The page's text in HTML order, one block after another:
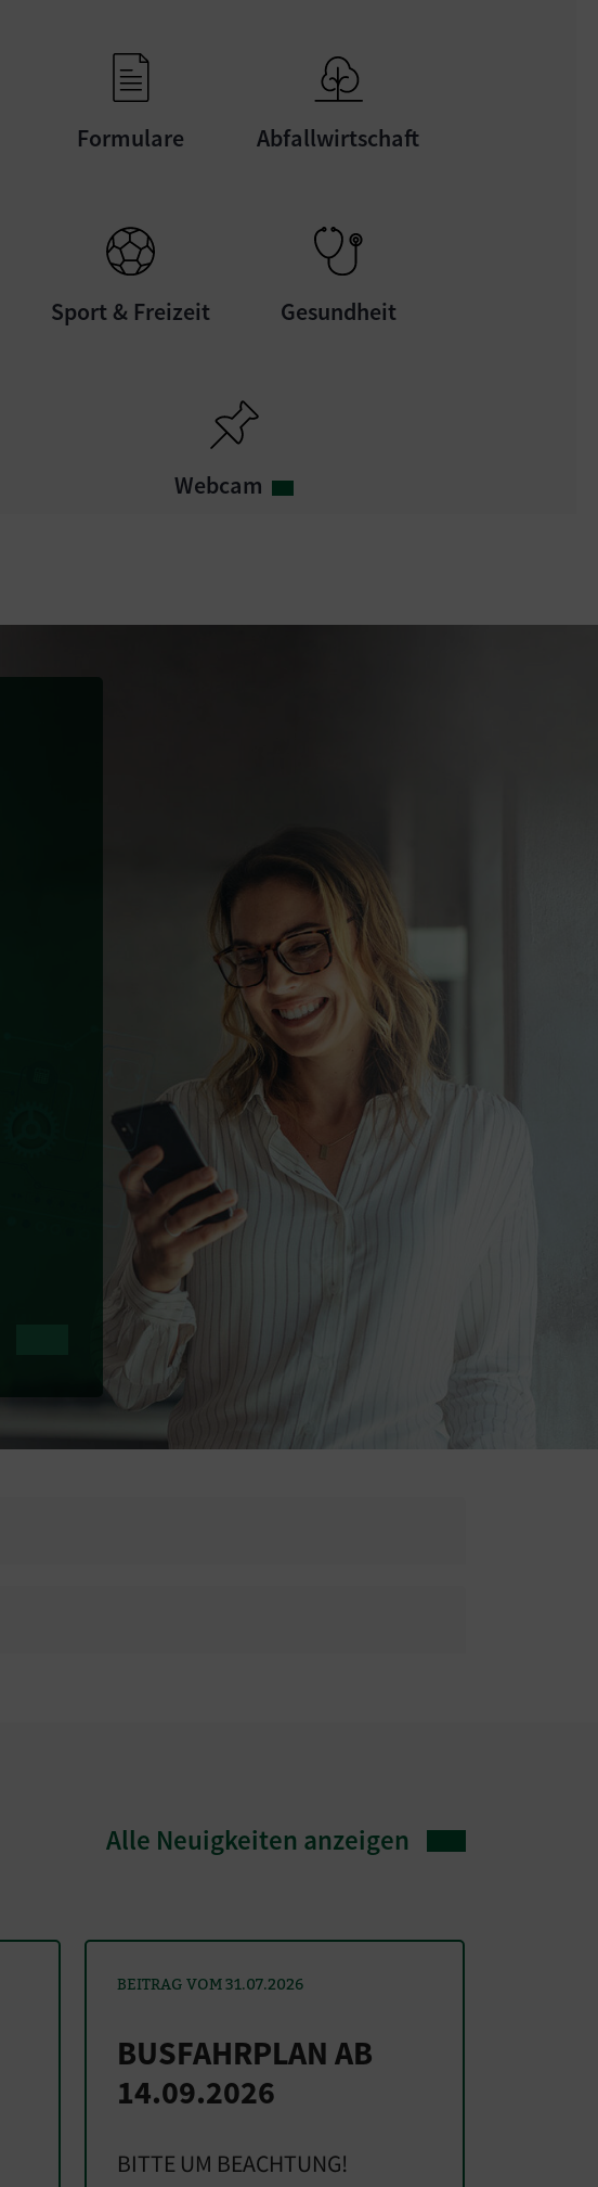
Formulare Abfallwirtschaft
Sport & Freizeit Gesundheit
Webcam
Alle Neuigkeiten anzeigen
BEITRAG VOM 31.07.2026
BUSFAHRPLAN AB
14.09.2026
BITTE UM BEACHTUNG!